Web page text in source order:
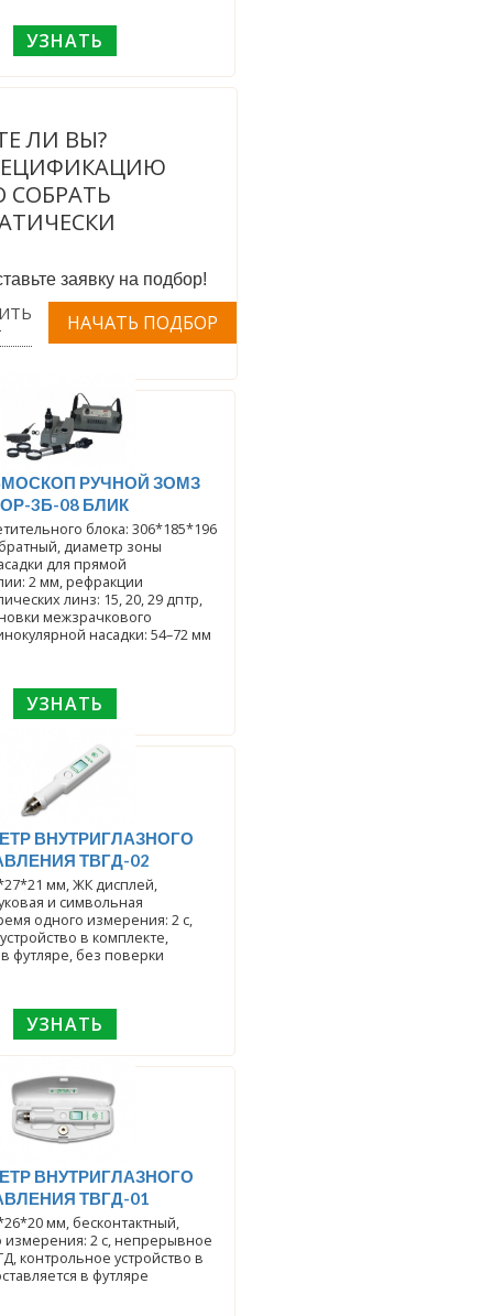
УЗНАТЬ
ЛИ ВЫ?
заявку на подбор!
РУЧНОЙ ЗОМЗ
ОР-3Б-08 БЛИК
блока: 306*185*196
диаметр зоны
для прямой
2 мм, рефракции
линз: 15, 20, 29 дптр,
межзрачкового
насадки: 54–72 мм
УЗНАТЬ
ВНУТРИГЛАЗНОГО
ТВГД-02
мм, ЖК дисплей,
и символьная
одного измерения: 2 с,
в комплекте,
футляре, без поверки
УЗНАТЬ
ВНУТРИГЛАЗНОГО
ТВГД-01
мм, бесконтактный,
измерения: 2 с, непрерывное
контрольное устройство в
в футляре